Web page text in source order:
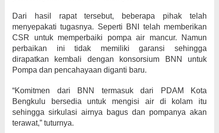
Dari hasil rapat tersebut, beberapa pihak telah
menyepakati tugasnya. Seperti BNI telah memberikan
CSR untuk memperbaiki pompa air mancur. Namun
perbaikan ini tidak memiliki garansi sehingga
dirapatkan kembali dengan konsorsium BNN untuk
Pompa dan pencahayaan diganti baru.
“Komitmen dari BNN termasuk dari PDAM Kota
Bengkulu bersedia untuk mengisi air di kolam itu
sehingga sirkulasi airnya bagus dan pompanya akan
terawat,” tuturnya.